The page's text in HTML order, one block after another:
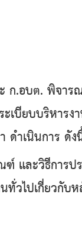
บต. พิจารณา
เบียบบริหาร
ดําเนินการ ดัง
ะวิธีการปร
ทั่วไปเกี่ยวกั